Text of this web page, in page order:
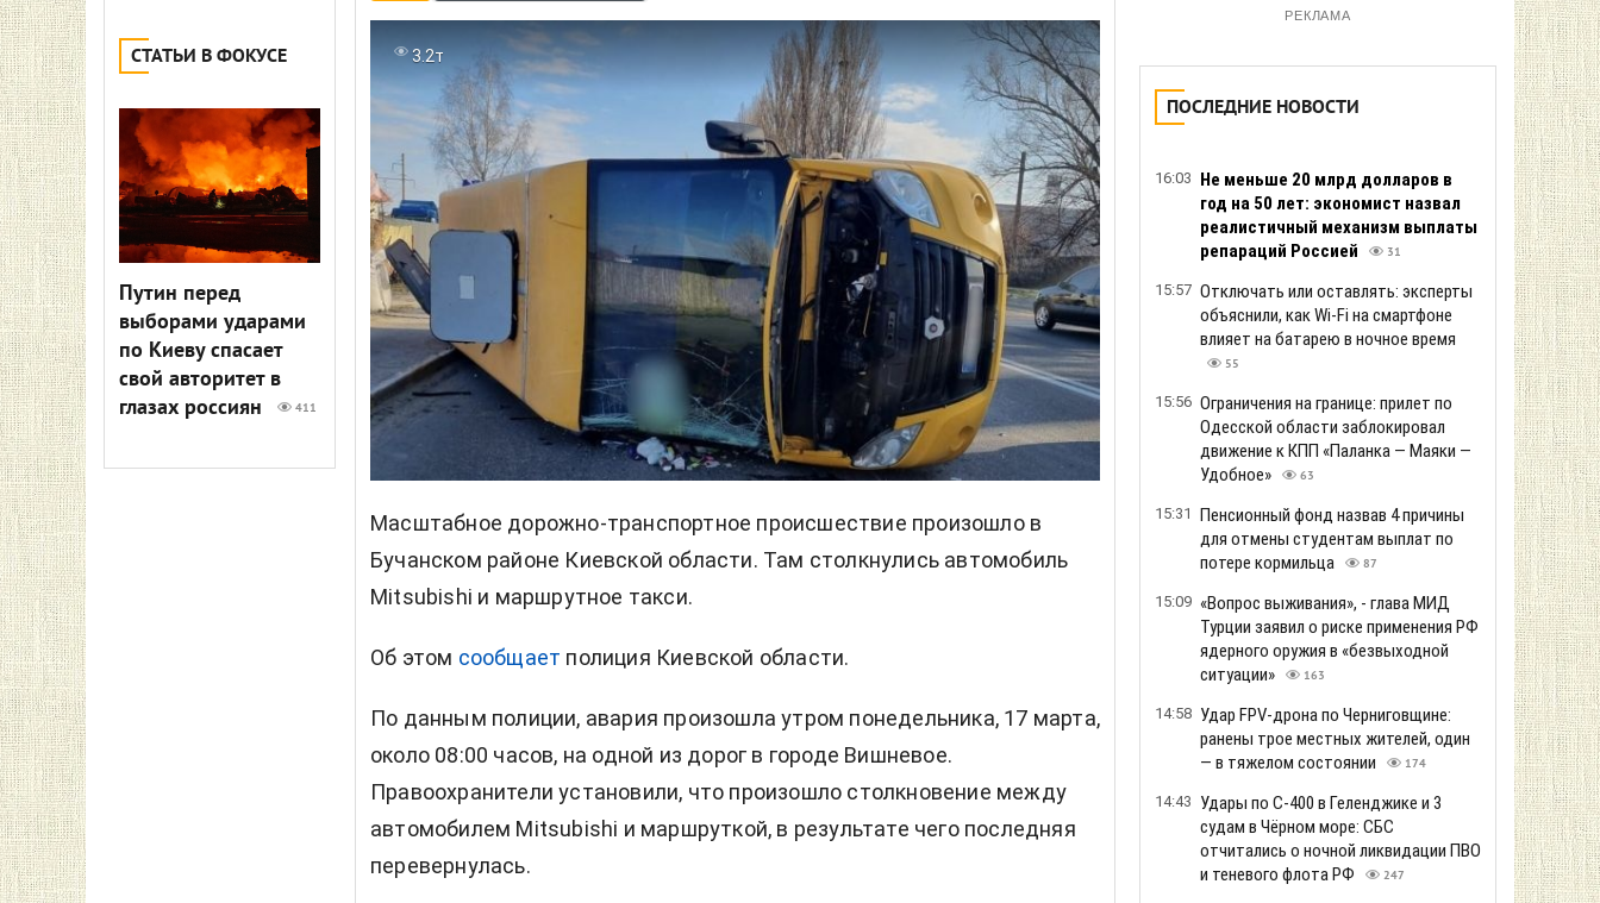
СТАТЬИ В ФОКУСЕ
Путин перед
выборами ударами
по Киеву спасает
свой авторитет в
глазах россиян
411
3.2т
Масштабное дорожно-транспортное происшествие произошло в
Бучанском районе Киевской области. Там столкнулись автомобиль
Mitsubishi и маршрутное такси.
Об этом сообщает полиция Киевской области.
По данным полиции, авария произошла утром понедельника, 17 марта,
около 08:00 часов, на одной из дорог в городе Вишневое.
Правоохранители установили, что произошло столкновение между
автомобилем Mitsubishi и маршруткой, в результате чего последняя
перевернулась.
РЕКЛАМА
ПОСЛЕДНИЕ НОВОСТИ
16:03 Не меньше 20 млрд долларов в
год на 50 лет: экономист назвал
реалистичный механизм выплаты
репараций Россией
31
15:57 Отключать или оставлять: эксперты
объяснили, как Wi-Fi на смартфоне
влияет на батарею в ночное время
55
15:56 Ограничения на границе: прилет по
Одесской области заблокировал
движение к КПП «Паланка — Маяки —
Удобное»
63
15:31 Пенсионный фонд назвав 4 причины
для отмены студентам выплат по
потере кормильца
87
15:09 «Вопрос выживания», - глава МИД
Турции заявил о риске применения РФ
ядерного оружия в «безвыходной
ситуации»
163
14:58 Удар FPV-дрона по Черниговщине:
ранены трое местных жителей, один
— в тяжелом состоянии
174
14:43 Удары по С-400 в Геленджике и 3
судам в Чёрном море: СБС
отчитались о ночной ликвидации ПВО
и теневого флота РФ
247